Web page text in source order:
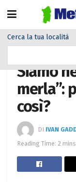
Cerca la tua località
Siamo
merla”:
così?
DI IVAN
Reading Time: 2